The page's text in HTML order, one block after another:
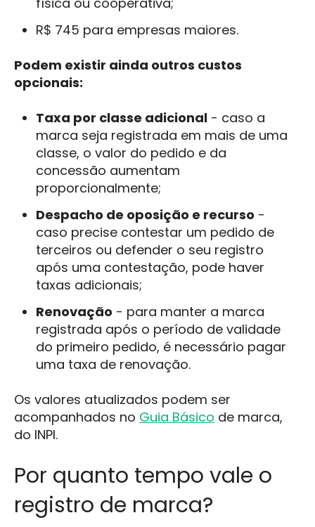
R$ 745 para empresas maiores.
Podem existir ainda outros custos
opcionais:
Taxa por classe adicional- caso a
marca seja registrada em mais de uma
classe, o valor do pedido e da
concessão aumentam
proporcionalmente;
Despacho de oposição e recurso -
caso precise contestar um pedido de
terceiros ou defender o seu registro
após uma contestação, pode haver
taxas adicionais;
Renovação - para manter a marca
registrada após o período de validade
do primeiro pedido, é necessário pagar
uma taxa de renovação.
Os valores atualizados podem ser
acompanhados no Guia Básico de marca,
do INPI.
Por quanto tempo vale o
registro de marca?